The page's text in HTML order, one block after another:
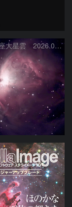
オリオン座大星雲 2026.01.13